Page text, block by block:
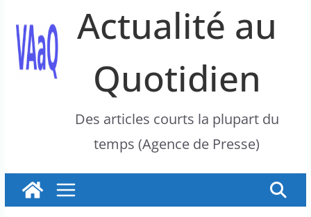
Actualité au
Quotidien
Des articles courts la plupart du
temps (Agence de Presse)